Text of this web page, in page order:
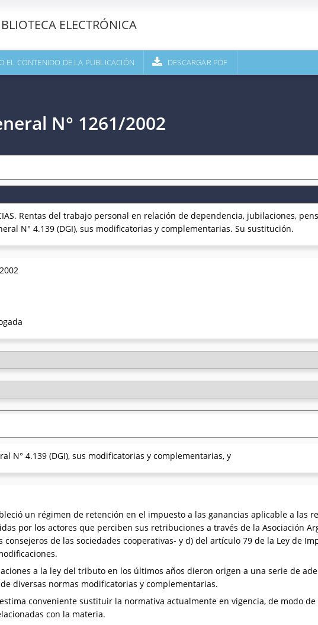
ELECTRÓNICA
EL CONTENIDO DE LA PUBLICACIÓN DESCARGAR PDF
N° 1261/2002
Rentas del trabajo personal en relación de dependencia, jubilaciones,
N° 4.139 (DGI), sus modificatorias y complementarias. Su sustitución.
N° 4.139 (DGI), sus modificatorias y complementarias, y
un régimen de retención en el impuesto a las ganancias aplicable a las
por los actores que perciben sus retribuciones a través de la Asociación
consejeros de las sociedades cooperativas- y d) del artículo 79 de la Ley de
a la ley del tributo en los últimos años dieron origen a una serie de
diversas normas modificatorias y complementarias.
conveniente sustituir la normativa actualmente en vigencia, de modo
con la materia.